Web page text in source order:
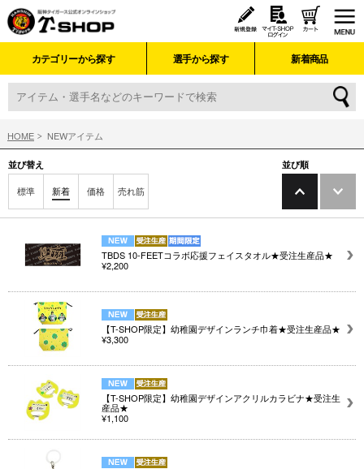
カテゴリーから探す 選手から探す 新着商品
HOME NEWアイテム
並び替え
標準 新着 価格 売れ筋
並び順
TBDS 10-FEETコラボ応援フェイスタオル★受注生産品★
¥2,200
【T-SHOP限定】幼稚園デザインランチ巾着★受注生産品★
¥3,300
【T-SHOP限定】幼稚園デザインアクリルカラビナ★受注生
産品★
¥1,100